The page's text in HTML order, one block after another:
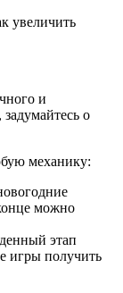
и
о
механику:
можно
этап
игры получить